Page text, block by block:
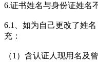
6.证书姓名与身份证姓名
6.1、如为自己更改了姓
充：
（1）含认证人现用名及